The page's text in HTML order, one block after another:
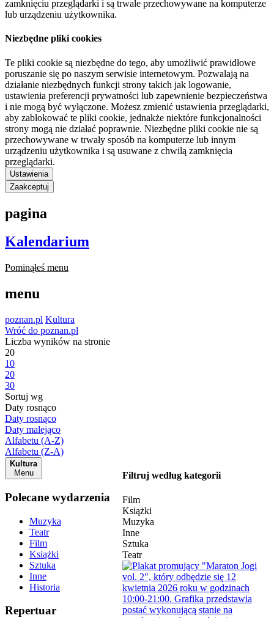
zamknięciu przeglądarki i są trwale przechowywane na komputerze
lub urządzeniu użytkownika.
Niezbędne pliki cookies
Te pliki cookie są niezbędne do tego, aby umożliwić prawidłowe
poruszanie się po naszym serwisie internetowym. Pozwalają na
działanie niezbędnych funkcji strony takich jak logowanie,
ustawienia preferencji prywatności lub zapewnienie bezpieczeństwa
i nie mogą być wyłączone. Możesz zmienić ustawienia przeglądarki,
aby zablokować te pliki cookie, jednakże niektóre funkcjonalności
strony mogą nie działać poprawnie. Niezbędne pliki cookie nie są
przechowywane w trwały sposób na komputerze lub innym
urządzeniu użytkownika i są usuwane z chwilą zamknięcia
przeglądarki.
Ustawienia
Zaakceptuj
pagina
Kalendarium
Pominąłeś menu
menu
poznan.pl Kultura
Wróć do poznan.pl
Liczba wyników na stronie
20
10
20
30
Sortuj wg
Daty rosnąco
Daty rosnąco
Daty malejąco
Alfabetu (A-Z)
Alfabetu (Z-A)
Kultura
Menu
Polecane wydarzenia
Muzyka
Teatr
Film
Książki
Sztuka
Inne
Historia
Repertuar
Filtruj według kategorii
Film
Książki
Muzyka
Inne
Sztuka
Teatr